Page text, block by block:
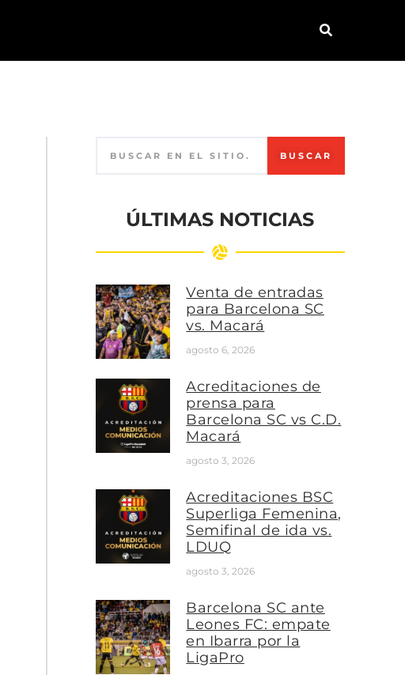
BUSCAR
ÚLTIMAS NOTICIAS
Venta de entradas
para Barcelona SC
vs. Macará
agosto 6, 2026
Acreditaciones de
prensa para
Barcelona SC vs C.D.
Macará
agosto 3, 2026
Acreditaciones BSC
Superliga Femenina,
Semifinal de ida vs.
LDUQ
agosto 3, 2026
Barcelona SC ante
Leones FC: empate
en Ibarra por la
LigaPro